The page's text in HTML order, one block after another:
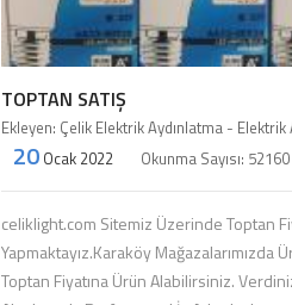
TOPTAN SATIŞ
Ekleyen: Çelik Elektrik Aydınlatma - Elektrik
20 Ocak 2022 Okunma Sayısı: 52160
celiklight.com Sitemiz Üzerinde Toptan
Yapmaktayız.Karaköy
Toptan Fiyatına Ürün Alabilirsiniz.